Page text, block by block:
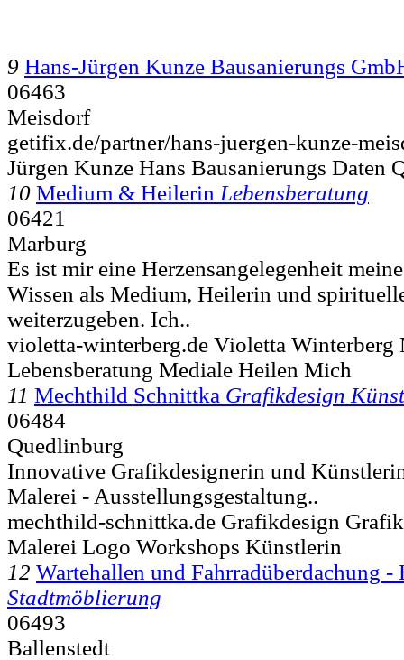
9 Hans-Jürgen Kunze Bausanierungs
06463
Meisdorf
getifix.de/partner/hans-juergen-kunze-
Jürgen Kunze Hans Bausanierungs Daten
10 Medium & Heilerin Lebensberatung
06421
Marburg
Es ist mir eine Herzensangelegenheit
Wissen als Medium, Heilerin und
weiterzugeben. Ich..
violetta-winterberg.de Violetta Winterberg
Lebensberatung Mediale Heilen Mich
11 Mechthild Schnittka Grafikdesign
06484
Quedlinburg
Innovative Grafikdesignerin und
Malerei - Ausstellungsgestaltung..
mechthild-schnittka.de Grafikdesign
Malerei Logo Workshops Künstlerin
12 Wartehallen und Fahrradüberdachung
Stadtmöblierung
06493
Ballenstedt